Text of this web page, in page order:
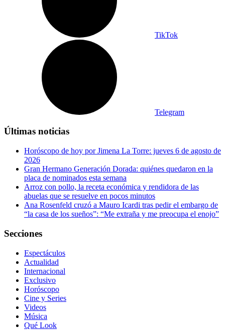
TikTok
Telegram
Últimas noticias
Horóscopo de hoy por Jimena La Torre: jueves 6 de agosto de
2026
Gran Hermano Generación Dorada: quiénes quedaron en la
placa de nominados esta semana
Arroz con pollo, la receta económica y rendidora de las
abuelas que se resuelve en pocos minutos
Ana Rosenfeld cruzó a Mauro Icardi tras pedir el embargo de
“la casa de los sueños”: “Me extraña y me preocupa el enojo”
Secciones
Espectáculos
Actualidad
Internacional
Exclusivo
Horóscopo
Cine y Series
Videos
Música
Qué Look